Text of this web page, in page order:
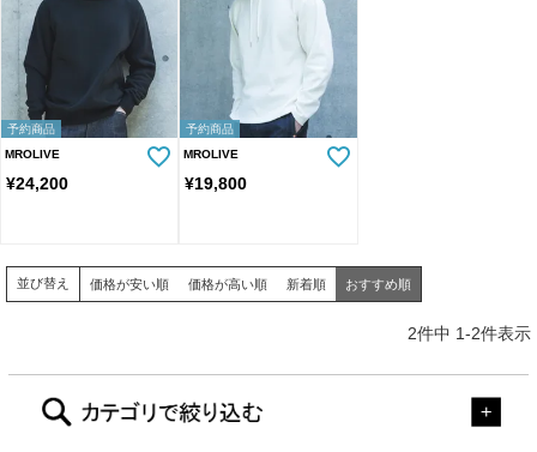
予約商品
MROLIVE
¥24,200
予約商品
MROLIVE
¥19,800
並び替え 価格が安い順 価格が高い順 新着順 おすすめ順
2件中 1-2件表示